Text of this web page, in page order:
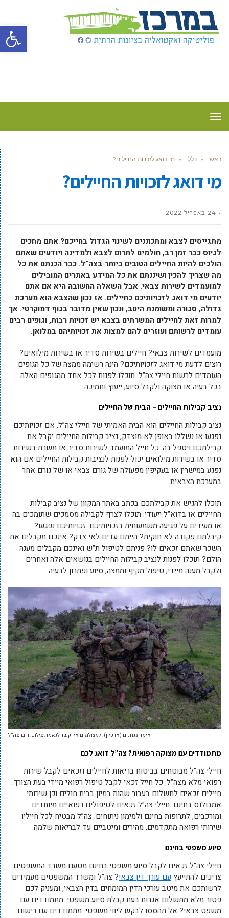
פתח
תפריט
ראשי » כללי » מי דואג לזכויות החיילים?
מי דואג לזכויות החיילים?
24 באפריל 2022
מתגייסים לצבא ומתכוננים לשינוי הגדול בחייכם? אתם מחכים
לגיוס כבר זמן רב, חולמים לתרום לצבא ולמדינה ויודעים שאתם
הולכים להיות החיילים הטובים ביותר בצה”ל. כבר הכנתם את כל
מה שצריך להכין ושיננתם את כל המידע באתרים המובילים
למועמדים לשירות צבאי. אבל השאלה החשובה היא אם אתם
יודעים מי דואג לזכויותיכם כחיילים. אז נכון שהצבא הוא מערכת
גדולה, סגורה ומשומנת היטב, ונכון שאין מדובר בגוף דמוקרטי. אך
למרות זאת לחיילים המשרתים בצבא יש זכויות רבות, וגופים רבים
עומדים לרשותם ועוזרים להם למצות את זכויותיהם במלואן.
מועמדים לשירות צבאי? חיילים בשירות סדיר או בשירות מילואים?
רוצים לדעת מי דואג לזכויותיכם? הינה רשימה ממצה של כל הגופים
העומדים לרשות חיילי צה”ל. תוכלו לפנות לכל אחד מהגופים האלה
בכל בעיה או מצוקה ולקבל סיוע, ייעוץ ותמיכה.
נציב קבילות החיילים – הבית של החיילים
נציב קבילות החיילים הוא הבית האמיתי של חיילי צה”ל. אם זכויותיכם
נפגעו או נשללו באופן לא מוצדק, נציב קבילות החיילים יקבל את
קבילתכם ויטפל בה. כל חייל המועמד לשירות סדיר או משרת בשירות
סדיר או בשירות מילואים יכול לפנות לנציבות קבילות החיילים אם הוא
נפגע במישרין או בעקיפין מפעולה של גורם צבאי או של גורם אחר
במערכת הצבאית.
תוכלו להגיש את קבילתכם בכתב באתר המקוון של נציב קבילות
החיילים או בדוא”ל ייעודי. תוכלו לצרף לקבילה מסמכים שתומכים בה
או מעידים על פגיעה משמעותית בזכויותיכם. זכויותיכם נפגעו?
קיבלתם פקודה לא חוקית? הייתם עדים לאי צדק? אינכם מקבלים את
השכר שאתם זכאים לו? פניתם לטיפול ת”ש ואינכם מקבלים מענה
הולם? תוכלו לפנות לנציב קבילות החיילים בנושאים אלה ואחרים
ולקבל מענה מיידי, טיפול מקיף וממצה, סיוע ופתרון לבעיה.
אימון צנחנים (ארכיון). למצולמים אין קשר לנאמר. צילום: דובר צה”ל
מתמודדים עם מצוקה רפואית? צה”ל דואג לכם
חיילי צה”ל מבוטחים בביטוח בריאות לחיילים וזכאים לקבל שירות
רפואי מלא מצה”ל. כל חייל זכאי לקבל טיפול רפואי מיידי בעת הצורך.
חיילים זכאים לתשלום בעבור שהות במיון בבית חולים וכן שירותי
אמבולנס בחינם. חיילי צה”ל זכאים לטיפולים רפואיים מיוחדים
ומורכבים, לתרופות בחינם ולמימון ניתוחים. צה”ל מבטיח לכל חייליו
שירותי רפואה מתקדמים, מהירים ומיטביים עד לבריאות שלמה.
סיוע משפטי בחינם
חיילי צה”ל זכאים לקבל סיוע משפטי בחינם מטעם משרד המשפטים.
צריכים להתייעץ עם עורך דין צבאי? צה”ל ומשרד המשפטים מעמידים
לרשותכם את מיטב עורכי הדין המומחים בדין הצבאי, ומעניק לכם
פטור מלא מתשלום אגרות בעת קבלת סיוע משפטי. מתמודדים עם
משפט צבאי? אל תהססו לבקש ליווי משפטי. מתמודדים עם רישום